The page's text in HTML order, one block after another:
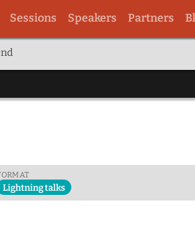
Sessions Speakers Partners
Lightning talks